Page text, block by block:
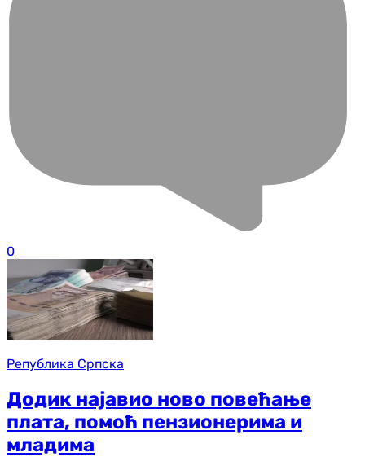
0
Република Српска
Додик најавио ново повећање
плата, помоћ пензионерима и
младима